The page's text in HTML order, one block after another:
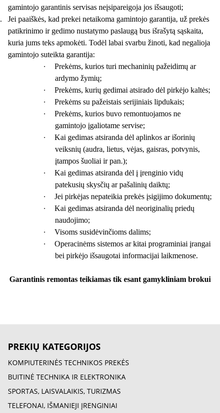
gamintojo garantinis servisas neįsipareigoja jos išsaugoti;
Jei paaiškės, kad prekei netaikoma gamintojo garantija, už prekės
patikrinimo ir gedimo nustatymo paslaugą bus išrašytą sąskaita,
kuria jums teks apmokėti. Todėl labai svarbu žinoti, kad negalioja
gamintojo suteikta garantija:
·
Prekėms, kurios turi mechaninių pažeidimų ar
ardymo žymių;
·
Prekėms, kurių gedimai atsirado dėl pirkėjo kaltės;
·
Prekėms su pažeistais serijiniais lipdukais;
·
Prekėms, kurios buvo remontuojamos ne
gamintojo įgaliotame servise;
·
Kai gedimas atsiranda dėl aplinkos ar išorinių
veiksnių (audra, lietus, vėjas, gaisras, potvynis,
įtampos šuoliai ir pan.);
·
Kai gedimas atsiranda dėl į įrenginio vidų
patekusių skysčių ar pašalinių daiktų;
·
Jei pirkėjas nepateikia prekės įsigijimo dokumentų;
·
Kai gedimas atsiranda dėl neoriginalių priedų
naudojimo;
·
Visoms susidėvinčioms dalims;
·
Operacinėms sistemos ar kitai programiniai įrangai
bei pirkėjo išsaugotai informacijai laikmenose.
Garantinis remontas teikiamas tik esant gamykliniam brokui
PREKIŲ KATEGORIJOS
KOMPIUTERINĖS TECHNIKOS PREKĖS
BUITINĖ TECHNIKA IR ELEKTRONIKA
SPORTAS, LAISVALAIKIS, TURIZMAS
TELEFONAI, IŠMANIEJI ĮRENGINIAI